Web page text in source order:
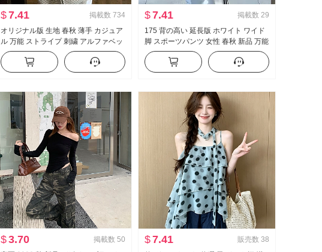
$7.41 掲載数 734
オリジナル版 生地 春秋 薄手 カジュア
ル 万能 ストライプ 刺繍 アルファベッ
ト スウェットシャツ コート
$7.41 掲載数 29
175 背の高い 延長版 ホワイト ワイド
脚 スポーツパンツ 女性 春秋 新品 万能
ストライプ カジュアル フロアレング
ス ズボン
$3.70 掲載数 50
$7.41 販売数 38